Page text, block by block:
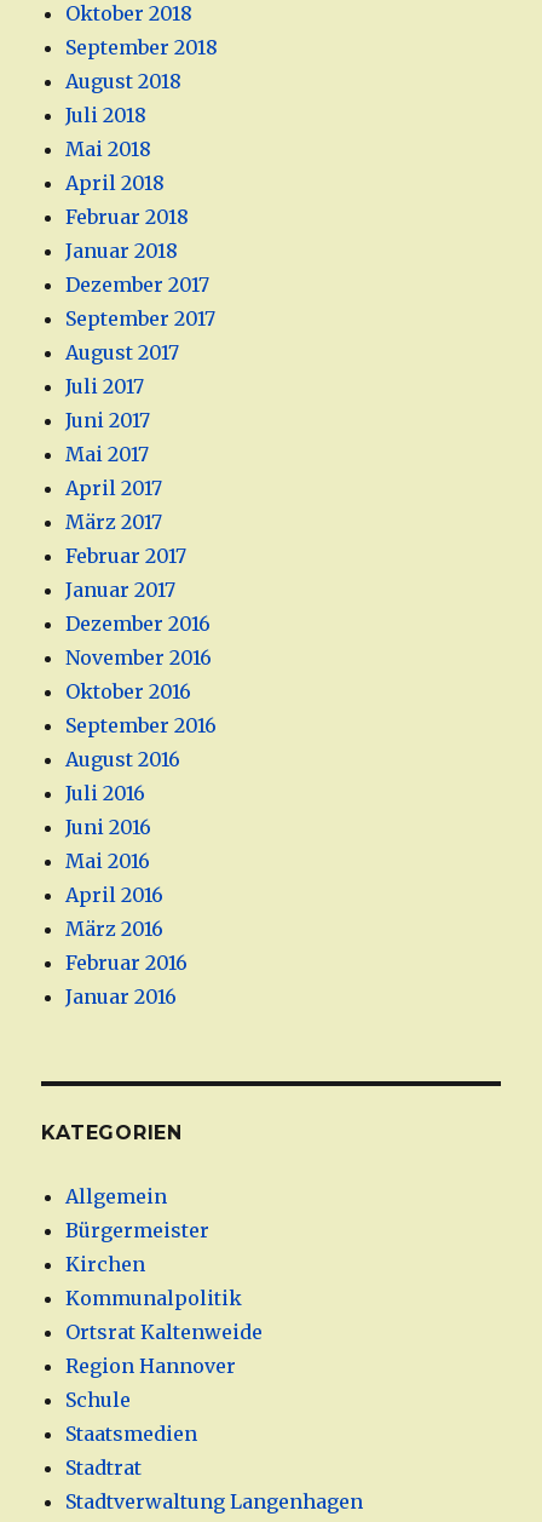
Oktober 2018
September 2018
August 2018
Juli 2018
Mai 2018
April 2018
Februar 2018
Januar 2018
Dezember 2017
September 2017
August 2017
Juli 2017
Juni 2017
Mai 2017
April 2017
März 2017
Februar 2017
Januar 2017
Dezember 2016
November 2016
Oktober 2016
September 2016
August 2016
Juli 2016
Juni 2016
Mai 2016
April 2016
März 2016
Februar 2016
Januar 2016
KATEGORIEN
Allgemein
Bürgermeister
Kirchen
Kommunalpolitik
Ortsrat Kaltenweide
Region Hannover
Schule
Staatsmedien
Stadtrat
Stadtverwaltung Langenhagen